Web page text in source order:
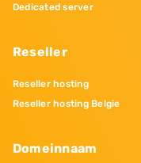
Dedicated server
Reseller
Reseller hosting
Reseller hosting Belgie
Domeinnaam